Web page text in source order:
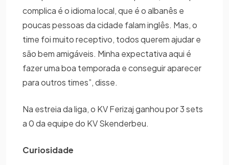
complica é o idioma local, que é o albanês e
poucas pessoas da cidade falam inglês. Mas, o
time foi muito receptivo, todos querem ajudar e
são bem amigáveis. Minha expectativa aqui é
fazer uma boa temporada e conseguir aparecer
para outros times”, disse.
Na estreia da liga, o KV Ferizaj ganhou por 3 sets
a 0 da equipe do KV Skenderbeu.
Curiosidade